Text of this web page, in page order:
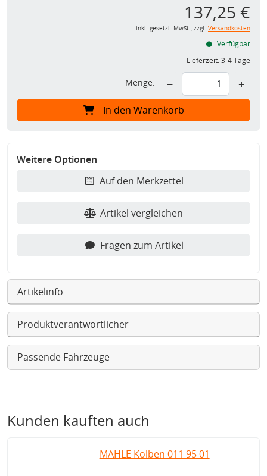
137,25 €
inkl. gesetzl. MwSt., zzgl. Versandkosten
Verfügbar
Lieferzeit:3-4 Tage
Menge: − +
In den Warenkorb
Weitere Optionen
Auf den Merkzettel
Artikel vergleichen
Fragen zum Artikel
Artikelinfo
Produktverantwortlicher
Passende Fahrzeuge
Kunden kauften auch
MAHLE Kolben 011 95 01